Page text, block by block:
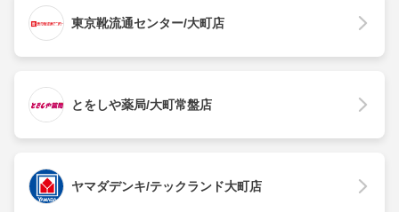
東京靴流通センター/大町店
とをしや薬局/大町常盤店
ヤマダデンキ/テックランド大町店